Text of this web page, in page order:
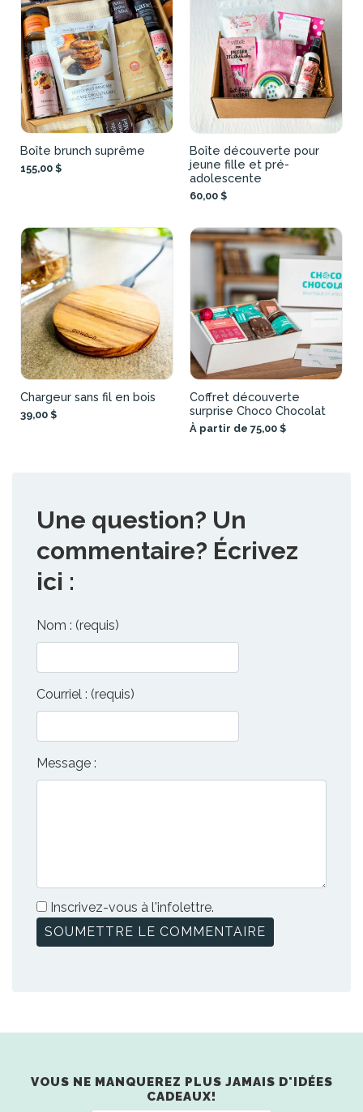
Boîte brunch suprême
155,00 $
Boîte découverte pour
jeune fille et pré-
adolescente
60,00 $
Chargeur sans fil en bois
39,00 $
Coffret découverte
surprise Choco Chocolat
À partir de 75,00 $
Une question? Un
commentaire? Écrivez
ici :
Nom : (requis)
Courriel : (requis)
Message :
Inscrivez-vous à l'infolettre.
VOUS NE MANQUEREZ PLUS JAMAIS D'IDÉES
CADEAUX!